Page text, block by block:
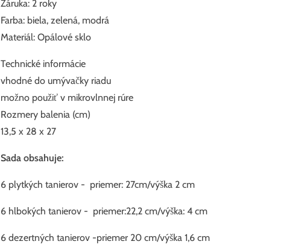
Záruka: 2 roky
Farba: biela, zelená, modrá
Materiál: Opálové sklo
Technické informácie
vhodné do umývačky riadu
možno použiť v mikrovlnnej rúre
Rozmery balenia (cm)
13,5 x 28 x 27
Sada obsahuje:
6 plytkých tanierov - priemer: 27cm/výška 2 cm
6 hlbokých tanierov - priemer:22,2 cm/výška: 4 cm
6 dezertných tanierov -priemer 20 cm/výška 1,6 cm